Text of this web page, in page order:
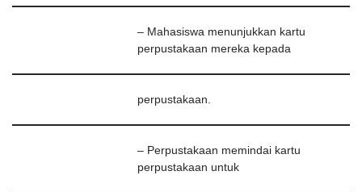
– Mahasiswa menunjukkan kartu
perpustakaan mereka kepada
perpustakaan.
– Perpustakaan memindai kartu
perpustakaan untuk